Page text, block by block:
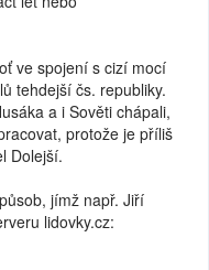
ve spojení s cizí mocí
tehdejší čs. republiky.
a i Sověti chápali,
protože je příliš
Dolejší.
jímž např. Jiří
lidovky.cz: